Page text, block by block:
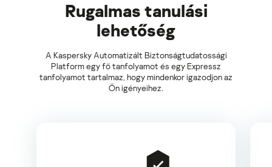
Rugalmas tanulási
lehetőség
A Kaspersky Automatizált Biztonságtudatossági
Platform egy fő tanfolyamot és egy Expressz
tanfolyamot tartalmaz, hogy mindenkor igazodjon az
Ön igényeihez.